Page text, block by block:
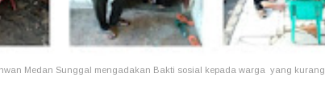
Medan Sunggal mengadakan Bakti sosial kepada warga yang kurang